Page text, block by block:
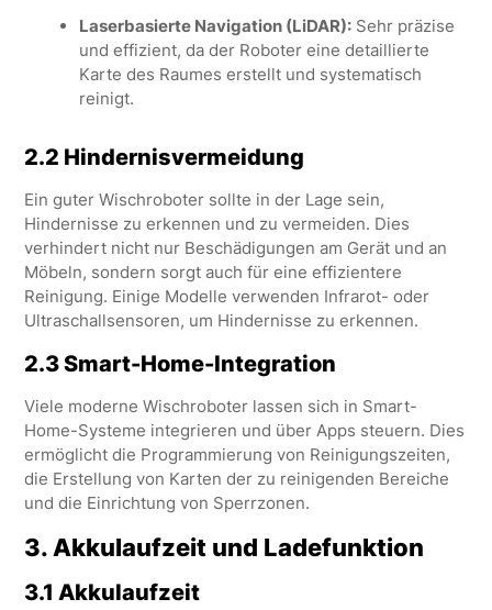
Laserbasierte Navigation (LiDAR):Sehr präzise
und effizient, da der Roboter eine detaillierte
Karte des Raumes erstellt und systematisch
reinigt.
2.2 Hindernisvermeidung
Ein guter Wischroboter sollte in der Lage sein,
Hindernisse zu erkennen und zu vermeiden. Dies
verhindert nicht nur Beschädigungen am Gerät und an
Möbeln, sondern sorgt auch für eine effizientere
Reinigung. Einige Modelle verwenden Infrarot- oder
Ultraschallsensoren, um Hindernisse zu erkennen.
2.3 Smart-Home-Integration
Viele moderne Wischroboter lassen sich in Smart-
Home-Systeme integrieren und über Apps steuern. Dies
ermöglicht die Programmierung von Reinigungszeiten,
die Erstellung von Karten der zu reinigenden Bereiche
und die Einrichtung von Sperrzonen.
3. Akkulaufzeit und Ladefunktion
3.1 Akkulaufzeit